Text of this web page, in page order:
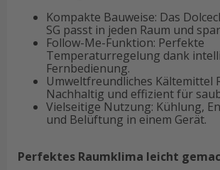
Kompakte Bauweise: Das
SG passt in jeden Raum und
Follow-Me-Funktion: Perfekte
Temperaturregelung dank
Fernbedienung.
Umweltfreundliches Kältemittel
Nachhaltig und effizient für
Vielseitige Nutzung: Kühlung,
und Belüftung in einem Gerät.
Perfektes Raumklima leicht